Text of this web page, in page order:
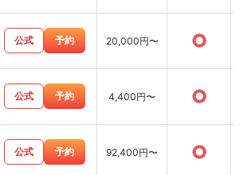
公式 予約 20,000円〜 ○
公式 予約 4,400円〜 ○
公式 予約 92,400円〜 ○